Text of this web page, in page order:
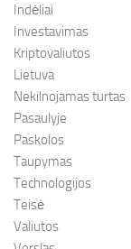
Indėliai
Investavimas
Kriptovaliutos
Lietuva
Nekilnojamas turtas
Pasaulyje
Paskolos
Taupymas
Technologijos
Teisė
Valiutos